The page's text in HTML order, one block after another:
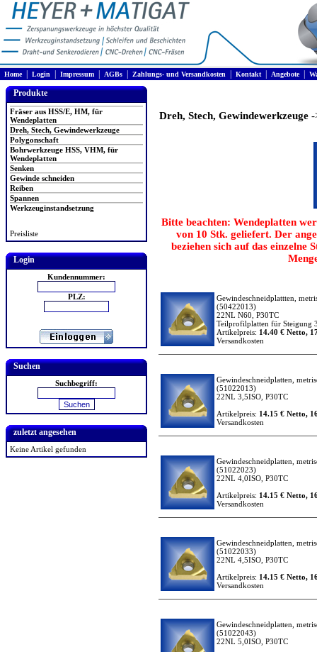
Home| Login Impressum AGBs Zahlungs- und Versandkosten Kontakt| Angebote|
Produkte
Fräser aus HSS/E, HM, für
Wendeplatten
Dreh, Stech, Gewindewerkzeuge
Polygonschaft
Bohrwerkzeuge HSS, VHM, für
Wendeplatten
Senken
Gewinde schneiden
Reiben
Spannen
Werkzeuginstandsetzung
Preisliste
Login
Kundennummer:
PLZ:
Suchen
Suchbegriff:
zuletzt angesehen
Keine Artikel gefunden
Dreh, Stech, Gewindewerkzeuge-
Bitte beachten: Wendeplatten
von 10 Stk. geliefert. Der
beziehen sich auf das einzelne
Gewindeschneidplattten,
(50422013)
22NL N60, P30TC
Teilprofilplatten für Steigung
Artikelpreis: 14.40 € Netto,
Versandkosten
Gewindeschneidplatten,
(51022013)
22NL 3,5ISO, P30TC
Artikelpreis: 14.15 € Netto,
Versandkosten
Gewindeschneidplatten,
(51022023)
22NL 4,0ISO, P30TC
Artikelpreis: 14.15 € Netto,
Versandkosten
Gewindeschneidplatten,
(51022033)
22NL 4,5ISO, P30TC
Artikelpreis: 14.15 € Netto,
Versandkosten
Gewindeschneidplatten,
(51022043)
22NL 5,0ISO, P30TC